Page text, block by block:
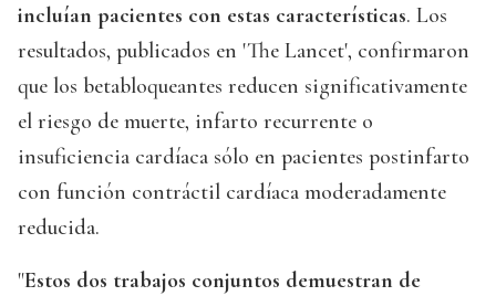
incluían pacientes con estas características. Los
resultados, publicados en 'The Lancet', confirmaron
que los betabloqueantes reducen significativamente
el riesgo de muerte, infarto recurrente o
insuficiencia cardíaca sólo en pacientes postinfarto
con función contráctil cardíaca moderadamente
reducida.
"Estos dos trabajos conjuntos demuestran de